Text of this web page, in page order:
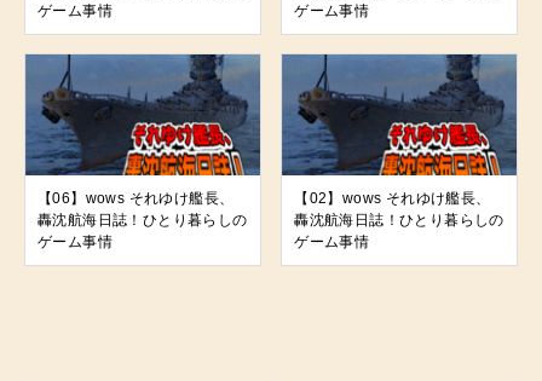
ゲーム事情
ゲーム事情
【06】wows それゆけ艦長、
轟沈航海日誌！ひとり暮らしの
ゲーム事情
【02】wows それゆけ艦長、
轟沈航海日誌！ひとり暮らしの
ゲーム事情